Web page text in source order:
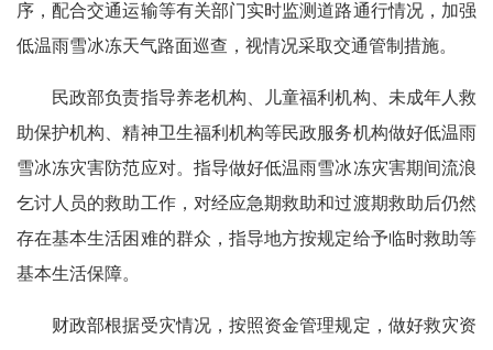
序，配合交通运输等有关部门实时监测道路通行情况，加强
低温雨雪冰冻天气路面巡查，视情况采取交通管制措施。
民政部负责指导养老机构、儿童福利机构、未成年人救
助保护机构、精神卫生福利机构等民政服务机构做好低温雨
雪冰冻灾害防范应对。指导做好低温雨雪冰冻灾害期间流浪
乞讨人员的救助工作，对经应急期救助和过渡期救助后仍然
存在基本生活困难的群众，指导地方按规定给予临时救助等
基本生活保障。
财政部根据受灾情况，按照资金管理规定，做好救灾资